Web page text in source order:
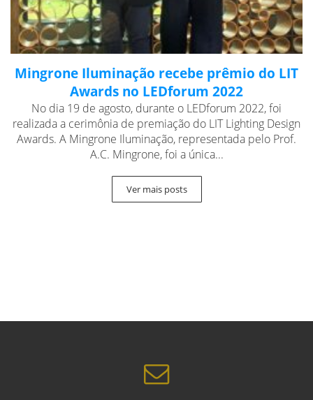
Mingrone Iluminação recebe prêmio do LIT
Awards no LEDforum 2022
No dia 19 de agosto, durante o LEDforum 2022, foi
realizada a cerimônia de premiação do LIT Lighting Design
Awards. A Mingrone Iluminação, representada pelo Prof.
A.C. Mingrone, foi a única...
Ver mais posts